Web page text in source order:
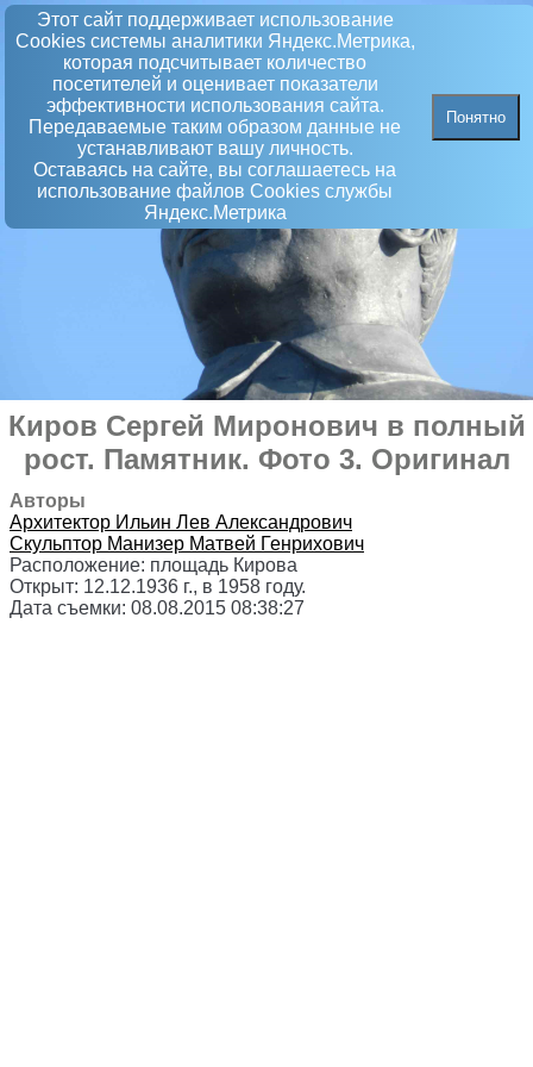
Этот сайт поддерживает использование
Сookies системы аналитики Яндекс.Метрика,
которая подсчитывает количество
посетителей и оценивает показатели
эффективности использования сайта.
Передаваемые таким образом данные не
устанавливают вашу личность.
Оставаясь на сайте, вы соглашаетесь на
использование файлов Сookies службы
Яндекс.Метрика
Понятно
Киров Сергей Миронович в полный
рост. Памятник. Фото 3. Оригинал
Авторы
Архитектор Ильин Лев Александрович
Скульптор Манизер Матвей Генрихович
Расположение: площадь Кирова
Открыт: 12.12.1936 г., в 1958 году.
Дата съемки: 08.08.2015 08:38:27